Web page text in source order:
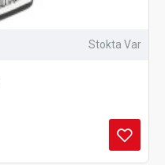
Stokta Var